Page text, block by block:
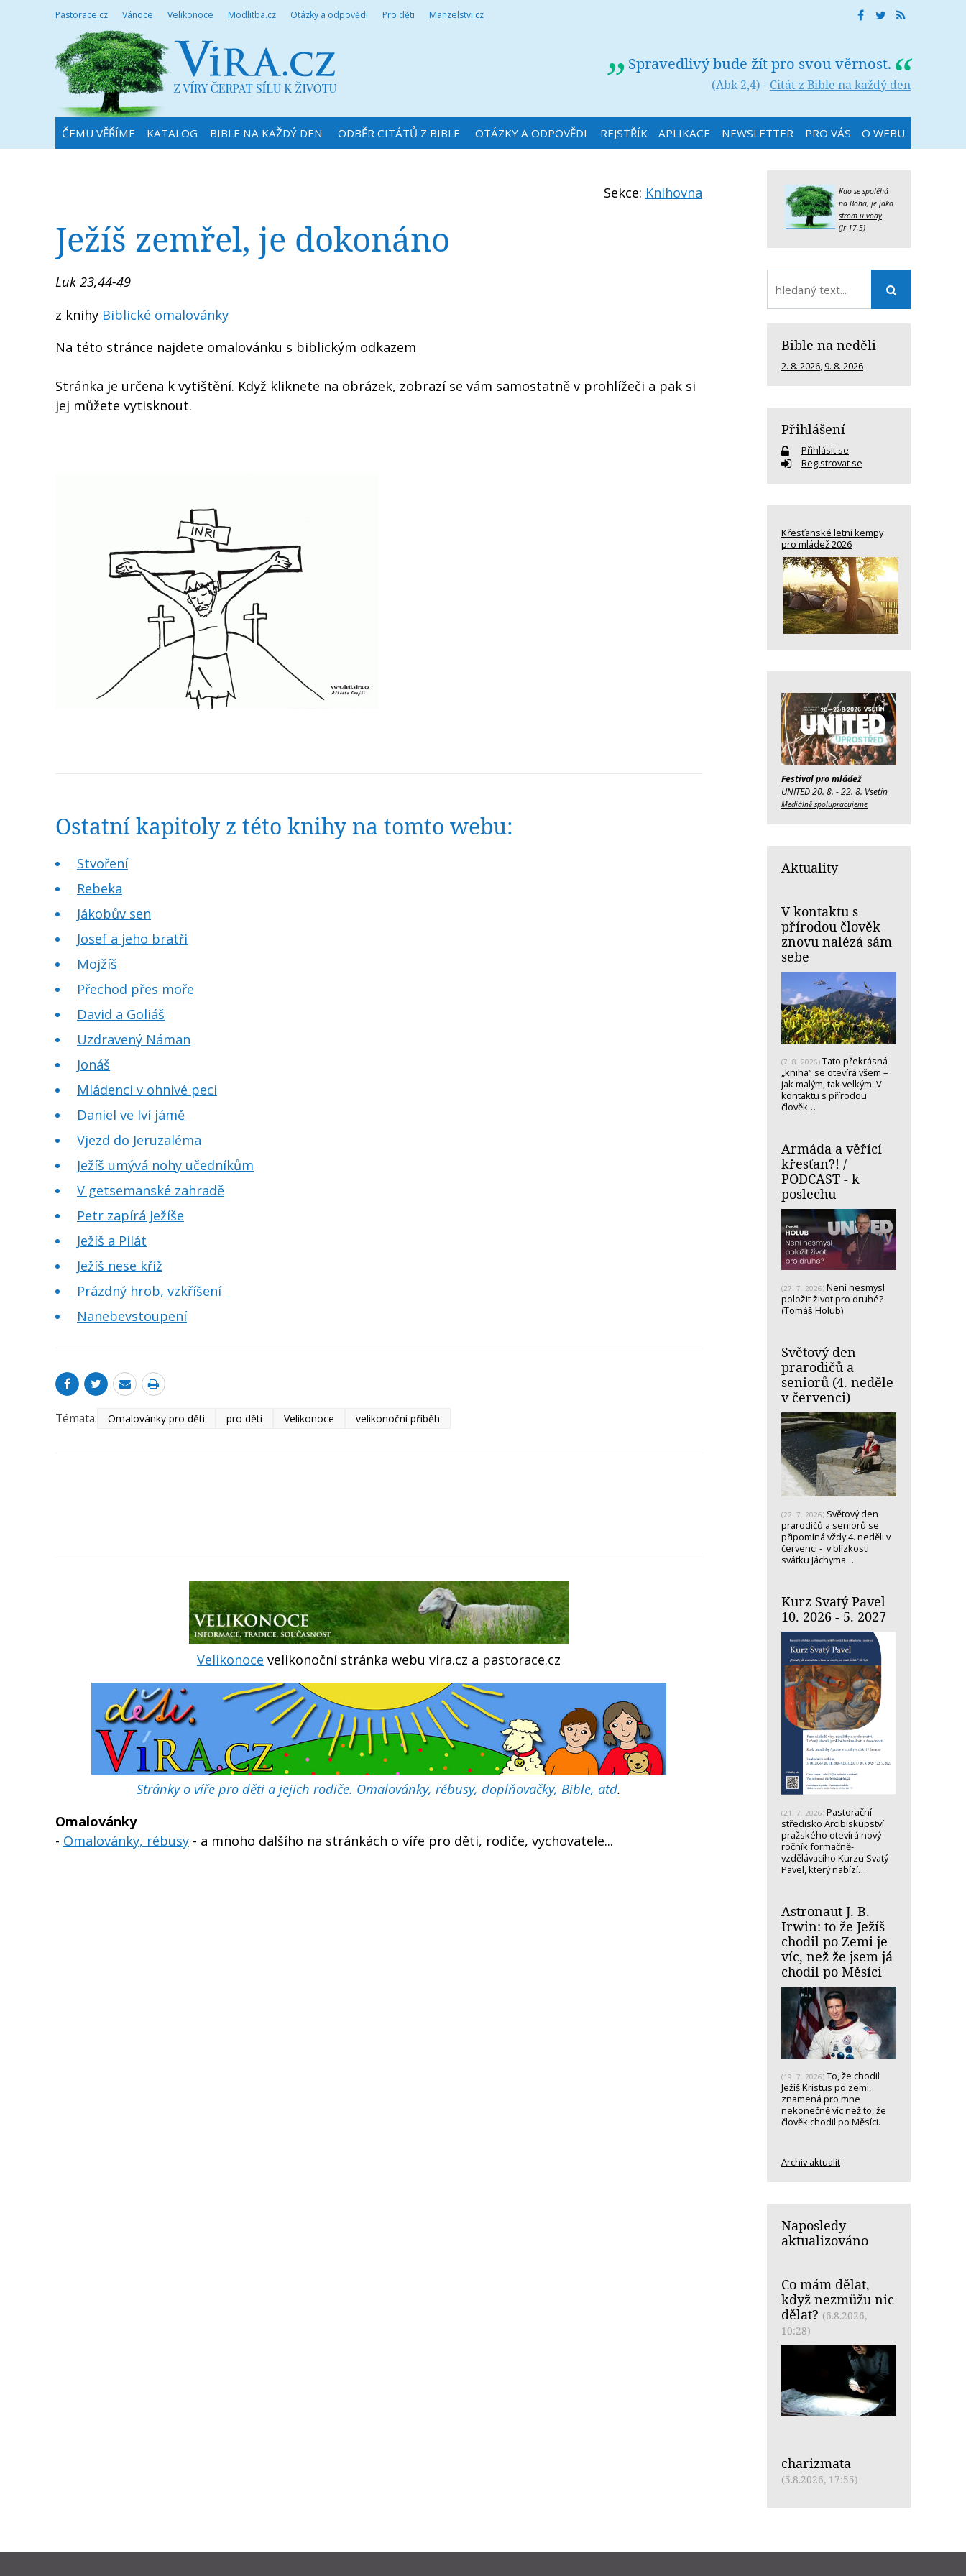
Pastorace.cz Vánoce Velikonoce Modlitba.cz Otázky a odpovědi Pro děti Manzelstvi.cz
Spravedlivý bude žít pro svou věrnost.
(Abk 2,4) - Citát z Bible na každý den
ČEMU VĚŘÍME KATALOG BIBLE NA KAŽDÝ DEN ODBĚR CITÁTŮ Z BIBLE OTÁZKY A ODPOVĚDI REJSTŘÍK APLIKACE NEWSLETTER PRO VÁS O WEBU
Sekce: Knihovna
Ježíš zemřel, je dokonáno
Luk 23,44-49
z knihy Biblické omalovánky
Na této stránce najdete omalovánku s biblickým odkazem
Stránka je určena k vytištění. Když kliknete na obrázek, zobrazí se vám samostatně v prohlížeči a pak si
jej můžete vytisknout.
Ostatní kapitoly z této knihy na tomto webu:
Stvoření
Rebeka
Jákobův sen
Josef a jeho bratři
Mojžíš
Přechod přes moře
David a Goliáš
Uzdravený Náman
Jonáš
Mládenci v ohnivé peci
Daniel ve lví jámě
Vjezd do Jeruzaléma
Ježíš umývá nohy učedníkům
V getsemanské zahradě
Petr zapírá Ježíše
Ježíš a Pilát
Ježíš nese kříž
Prázdný hrob, vzkříšení
Nanebevstoupení
Témata: Omalovánky pro děti pro děti Velikonoce velikonoční příběh
Velikonoce velikonoční stránka webu vira.cz a pastorace.cz
Stránky o víře pro děti a jejich rodiče. Omalovánky, rébusy, doplňovačky, Bible, atd.
Omalovánky
- Omalovánky, rébusy - a mnoho dalšího na stránkách o víře pro děti, rodiče, vychovatele...
Kdo se spoléhá
na Boha, je jako
strom u vody.
(Jr 17,5)
Bible na neděli
2. 8. 2026, 9. 8. 2026
Přihlášení
Přihlásit se
Registrovat se
Křesťanské letní kempy
pro mládež 2026
Festival pro mládež
UNITED 20. 8. - 22. 8. Vsetín
Mediálně spolupracujeme
Aktuality
V kontaktu s
přírodou člověk
znovu nalézá sám
sebe
(7. 8. 2026) Tato překrásná
„kniha“ se otevírá všem –
jak malým, tak velkým. V
kontaktu s přírodou
člověk…
Armáda a věřící
křesťan?! /
PODCAST - k
poslechu
(27. 7. 2026) Není nesmysl
položit život pro druhé?
(Tomáš Holub)
Světový den
prarodičů a
seniorů (4. neděle
v červenci)
(22. 7. 2026) Světový den
prarodičů a seniorů se
připomíná vždy 4. neděli v
červenci - v blízkosti
svátku Jáchyma…
Kurz Svatý Pavel
10. 2026 - 5. 2027
(21. 7. 2026) Pastorační
středisko Arcibiskupství
pražského otevírá nový
ročník formačně-
vzdělávacího Kurzu Svatý
Pavel, který nabízí…
Astronaut J. B.
Irwin: to že Ježíš
chodil po Zemi je
víc, než že jsem já
chodil po Měsíci
(19. 7. 2026) To, že chodil
Ježíš Kristus po zemi,
znamená pro mne
nekonečně víc než to, že
člověk chodil po Měsíci.
Archiv aktualit
Naposledy
aktualizováno
Co mám dělat,
když nezmůžu nic
dělat? (6.8.2026,
10:28)
charizmata
(5.8.2026, 17:55)